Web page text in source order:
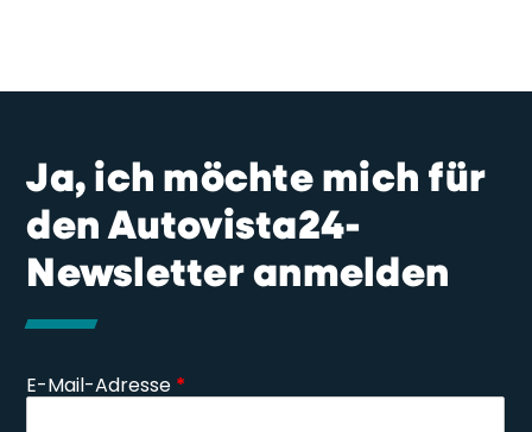
Ja, ich möchte mich für
den Autovista24-
Newsletter anmelden